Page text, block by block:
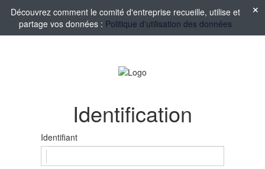
Découvrez comment le comité d'entreprise recueille, utilise et
partage vos données : Politique d'utilisation des données
Identification
Identifiant